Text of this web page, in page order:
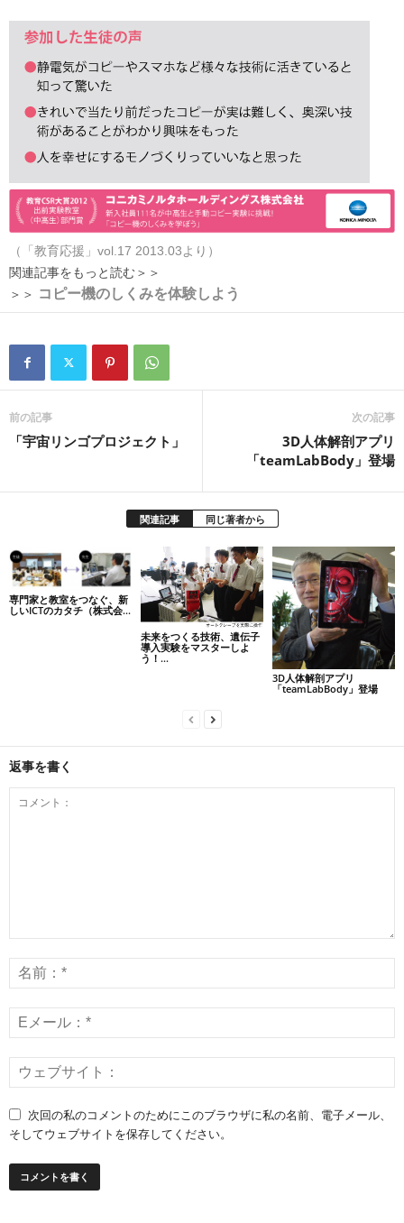
（「教育応援」vol.17 2013.03より）
関連記事をもっと読む＞＞
＞＞ コピー機のしくみを体験しよう
前の記事
「宇宙リンゴプロジェクト」
次の記事
3D人体解剖アプリ
「teamLabBody」登場
関連記事 同じ著者から
専門家と教室をつなぐ、新
しいICTのカタチ（株式会...
未来をつくる技術、遺伝子
導入実験をマスターしよ
う！...
3D人体解剖アプリ
「teamLabBody」登場
返事を書く
次回の私のコメントのためにこのブラウザに私の名前、電子メール、
そしてウェブサイトを保存してください。